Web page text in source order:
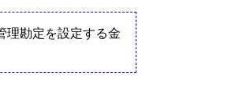
理勘定を設定する金